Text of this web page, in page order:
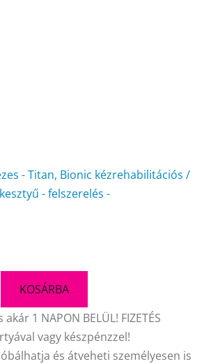
- Titan, Bionic kézrehabilitációs /
- felszerelés -
KOSÁRBA
1 NAPON BELÜL! FIZETÉS
vagy készpénzzel!
és átveheti személyesen is